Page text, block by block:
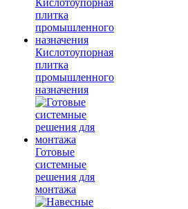
Кислотоупорная
плитка
промышленного
назначения
Готовые
системные
решения для
монтажа